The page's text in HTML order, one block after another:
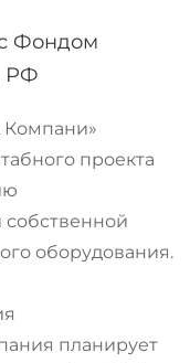
Фондом
РФ
Компани»
проекта
оборудования.
планирует